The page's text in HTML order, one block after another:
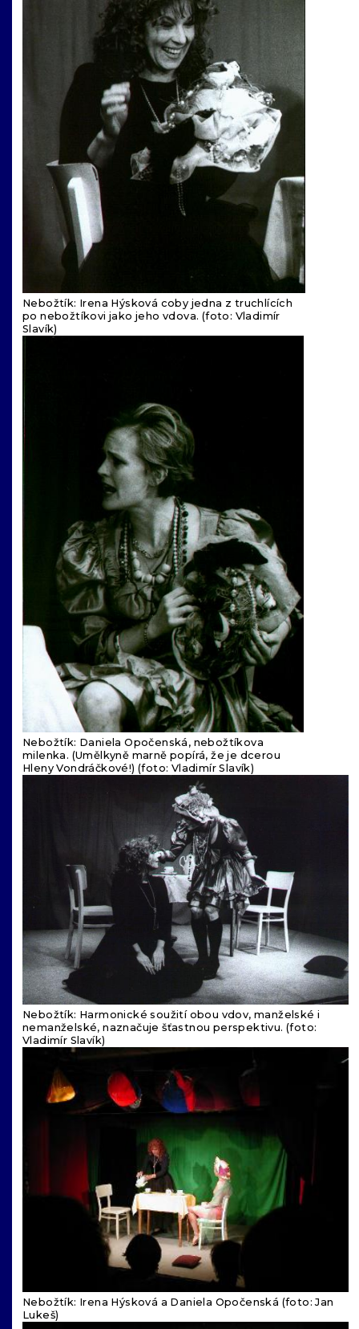
Nebožtík: Irena Hýsková coby jedna z truchlících
po nebožtíkovi jako jeho vdova. (foto: Vladimír
Slavík)
Nebožtík: Daniela Opočenská, nebožtíkova
milenka. (Umělkyně marně popírá, že je dcerou
Hleny Vondráčkové!) (foto: Vladimír Slavík)
Nebožtík: Harmonické soužití obou vdov, manželské i
nemanželské, naznačuje šťastnou perspektivu. (foto:
Vladimír Slavík)
Nebožtík: Irena Hýsková a Daniela Opočenská (foto: Jan
Lukeš)